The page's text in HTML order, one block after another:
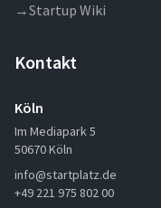
→Startup Wiki
Kontakt
Köln
Im Mediapark 5
50670 Köln
info@startplatz.de
+49 221 975 802 00